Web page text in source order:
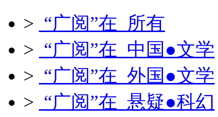
> “广阅”在 所有
> “广阅”在 中国●文学
> “广阅”在 外国●文学
> “广阅”在 悬疑●科幻